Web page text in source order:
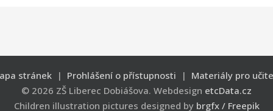
stránek | Prohlášení o přístupnosti | Materiály pro
© 2026 ZŠ Liberec Dobiášova. Webdesign etcData.cz
Children illustration pictures designed by brgfx / Freepik